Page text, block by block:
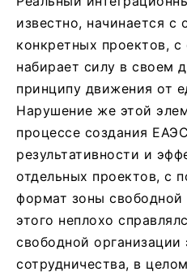
известно, начинается с
конкретных проектов,
набирает силу в своем
принципу движения от
Нарушение же этой
процессе создания
результативности и
отдельных проектов, с
формат зоны
этого неплохо
свободной организации
сотрудничества, в